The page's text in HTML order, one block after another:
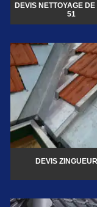
DEVIS NETTOYAGE DE
51
DEVIS